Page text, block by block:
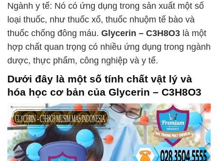
Ngành y tế: Nó có ứng dụng trong sản xuất một số
loại thuốc, như thuốc xổ, thuốc nhuộm tế bào và
thuốc chống đông máu. Glycerin – C3H8O3 là một
hợp chất quan trọng có nhiều ứng dụng trong ngành
dược, thực phẩm, công nghiệp và y tế.
Dưới đây là một số tính chất vật lý và
hóa học cơ bản của Glycerin – C3H8O3